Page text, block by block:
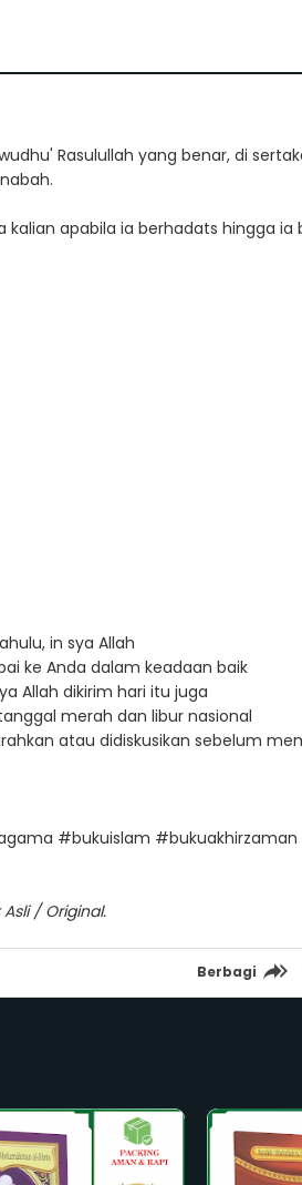
Rasulullah yang benar, di
apabila ia berhadats hingga ia
in sya Allah
ke Anda dalam keadaan baik
Allah dikirim hari itu juga
merah dan libur nasional
atau didiskusikan sebelum
#bukuislam
/ Original.
Berbagi